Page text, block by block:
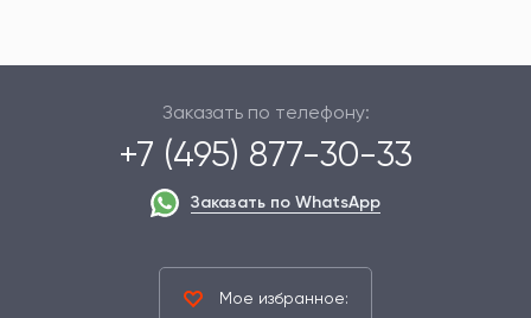
Заказать по телефону:
+7 (495) 877-30-33
Заказать по WhatsApp
Мое избранное: